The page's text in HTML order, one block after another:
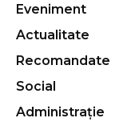
Eveniment
Actualitate
Recomandate
Social
Administrație